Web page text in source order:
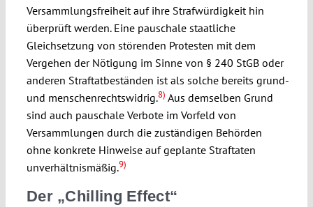
Versammlungsfreiheit auf ihre Strafwürdigkeit hin
überprüft werden. Eine pauschale staatliche
Gleichsetzung von störenden Protesten mit dem
Vergehen der Nötigung im Sinne von § 240 StGB oder
anderen Straftatbeständen ist als solche bereits grund-
und menschenrechtswidrig.8) Aus demselben Grund
sind auch pauschale Verbote im Vorfeld von
Versammlungen durch die zuständigen Behörden
ohne konkrete Hinweise auf geplante Straftaten
unverhältnismäßig.9)
Der „Chilling Effect“